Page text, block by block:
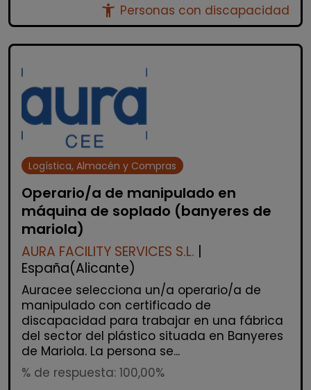
accessibility_new Personas con discapacidad
Logística, Almacén y Compras
Operario/a de manipulado en
máquina de soplado (banyeres de
mariola)
AURA FACILITY SERVICES S.L.
España(Alicante)
Auracee selecciona un/a operario/a de
manipulado con certificado de
discapacidad para trabajar en una fábrica
del sector del plástico situada en Banyeres
de Mariola. La persona se...
% de respuesta: 100,00%